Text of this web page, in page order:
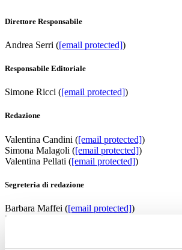
Direttore Responsabile
Andrea Serri ([email protected])
Responsabile Editoriale
Simone Ricci ([email protected])
Redazione
Valentina Candini ([email protected])
Simona Malagoli ([email protected])
Valentina Pellati ([email protected])
Segreteria di redazione
Barbara Maffei ([email protected])
Patrizia Gilioli (